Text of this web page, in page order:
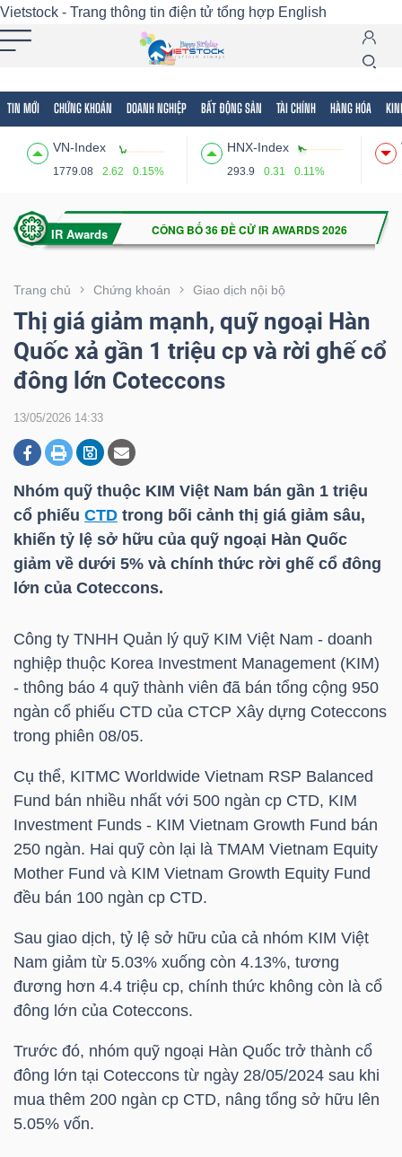
Vietstock - Trang thông tin điện tử tổng hợp English
TIN MỚI CHỨNG KHOÁN DOANH NGHIỆP BẤT ĐỘNG SẢN TÀI CHÍNH HÀNG HÓA
VN-Index
1779.08 2.62 0.15%
HNX-Index
293.9 0.31 0.11%
Trang chủ Chứng khoán Giao dịch nội bộ
Thị giá giảm mạnh, quỹ ngoại Hàn
Quốc xả gần 1 triệu cp và rời ghế cổ
đông lớn Coteccons
13/05/2026 14:33
Nhóm quỹ thuộc KIM Việt Nam bán gần 1 triệu
cổ phiếu CTD trong bối cảnh thị giá giảm sâu,
khiến tỷ lệ sở hữu của quỹ ngoại Hàn Quốc
giảm về dưới 5% và chính thức rời ghế cổ đông
lớn của Coteccons.
Công ty TNHH Quản lý quỹ KIM Việt Nam - doanh
nghiệp thuộc Korea Investment Management (KIM)
- thông báo 4 quỹ thành viên đã bán tổng cộng 950
ngàn cổ phiếu CTD của CTCP Xây dựng Coteccons
trong phiên 08/05.
Cụ thể, KITMC Worldwide Vietnam RSP Balanced
Fund bán nhiều nhất với 500 ngàn cp CTD, KIM
Investment Funds - KIM Vietnam Growth Fund bán
250 ngàn. Hai quỹ còn lại là TMAM Vietnam Equity
Mother Fund và KIM Vietnam Growth Equity Fund
đều bán 100 ngàn cp CTD.
Sau giao dịch, tỷ lệ sở hữu của cả nhóm KIM Việt
Nam giảm từ 5.03% xuống còn 4.13%, tương
đương hơn 4.4 triệu cp, chính thức không còn là cổ
đông lớn của Coteccons.
Trước đó, nhóm quỹ ngoại Hàn Quốc trở thành cổ
đông lớn tại Coteccons từ ngày 28/05/2024 sau khi
mua thêm 200 ngàn cp CTD, nâng tổng sở hữu lên
5.05% vốn.
Tất cả Tính năng Ngành Mã chứng khoán
Tính
(-)
VIETSTOCK
CHỨNG
KHOÁN
DOANH
NGHIỆP
BẤT
ĐỘNG
TÀI
CHÍNH
TẾ
GIỚI